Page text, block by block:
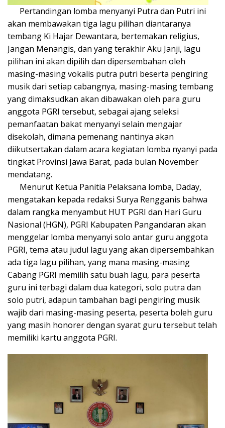
Pertandingan lomba menyanyi Putra dan Putri ini
akan membawakan tiga lagu pilihan diantaranya
tembang Ki Hajar Dewantara, bertemakan religius,
Jangan Menangis, dan yang terakhir Aku Janji, lagu
pilihan ini akan dipilih dan dipersembahan oleh
masing-masing vokalis putra putri beserta pengiring
musik dari setiap cabangnya, masing-masing tembang
yang dimaksudkan akan dibawakan oleh para guru
anggota PGRI tersebut, sebagai ajang seleksi
pemanfaatan bakat menyanyi selain mengajar
disekolah, dimana pemenang nantinya akan
diikutsertakan dalam acara kegiatan lomba nyanyi pada
tingkat Provinsi Jawa Barat, pada bulan November
mendatang.
Menurut Ketua Panitia Pelaksana lomba, Daday,
mengatakan kepada redaksi Surya Rengganis bahwa
dalam rangka menyambut HUT PGRI dan Hari Guru
Nasional (HGN), PGRI Kabupaten Pangandaran akan
menggelar lomba menyanyi solo antar guru anggota
PGRI, tema atau judul lagu yang akan dipersembahkan
ada tiga lagu pilihan, yang mana masing-masing
Cabang PGRI memilih satu buah lagu, para peserta
guru ini terbagi dalam dua kategori, solo putra dan
solo putri, adapun tambahan bagi pengiring musik
wajib dari masing-masing peserta, peserta boleh guru
yang masih honorer dengan syarat guru tersebut telah
memiliki kartu anggota PGRI.